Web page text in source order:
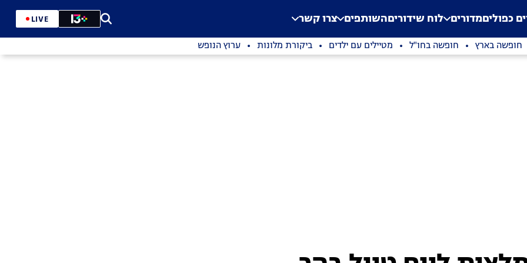
Application error: a
. כפוליםמדורים לוח שידוריםהשותפים צרו קשר LIVE
חופשה בארץ חופשה בחו"ל מטיילים עם ילדים ביקורת מלונות ערוץ הנופש